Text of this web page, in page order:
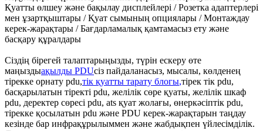
Қуатты өлшеу және бақылау дисплейлері / Розетка адаптерлері
мен ұзартқыштары / Қуат сымының опциялары / Монтаждау
керек-жарақтары / Бағдарламалық қамтамасыз ету және
басқару құралдары
Сіздің бірегей талаптарыңызды, түрін ескеру өте
маңыздыақылды PDUсіз пайдаланасыз, мысалы, көлденең
тірекке орнату pdu,тік қуатты тарату блогы,тірек тік pdu,
басқарылатын тіректі pdu, желілік сөре қуаты, желілік шкаф
pdu, деректер сөресі pdu, ats қуат жолағы, өнеркәсіптік pdu,
тірекке қосылатын pdu және PDU керек-жарақтарын таңдау
кезінде бар инфрақұрылыммен және жабдықпен үйлесімділік.